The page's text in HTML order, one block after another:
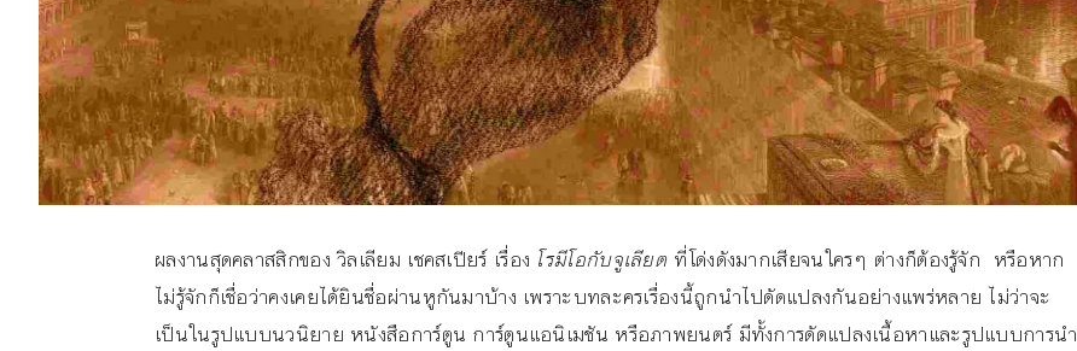
ผลงานสุดคลาสสิกของ วิลเลียม เชคสเปียร์ เรื่อง โรมีโอกับจูเลียต ที่โด่งดังมากเสียจนใครๆ ต่างก็ต้องรู้จัก หรือหาก
ไม่รู้จักก็เชื่อว่าคงเคยได้ยินชื่อผ่านหูกันมาบ้าง เพราะบทละครเรื่องนี้ถูกนำไปดัดแปลงกันอย่างแพร่หลาย ไม่ว่าจะ
เป็นในรูปแบบนวนิยาย หนังสือการ์ตูน การ์ตูนแอนิเมชัน หรือภาพยนตร์ มีทั้งการดัดแปลงเนื้อหาและรูปแบบการนำ